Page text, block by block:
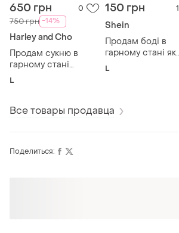
650 грн 0
750 грн -14%
Harley and Cho
Продам сукню в
гарному стані
одягалась тільки
L
150 грн 1
Shein
Продам боді в
гарному стані як
новий
L
Все товары продавца
Поделиться: